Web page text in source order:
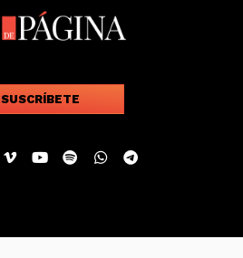
SUSCRÍBETE